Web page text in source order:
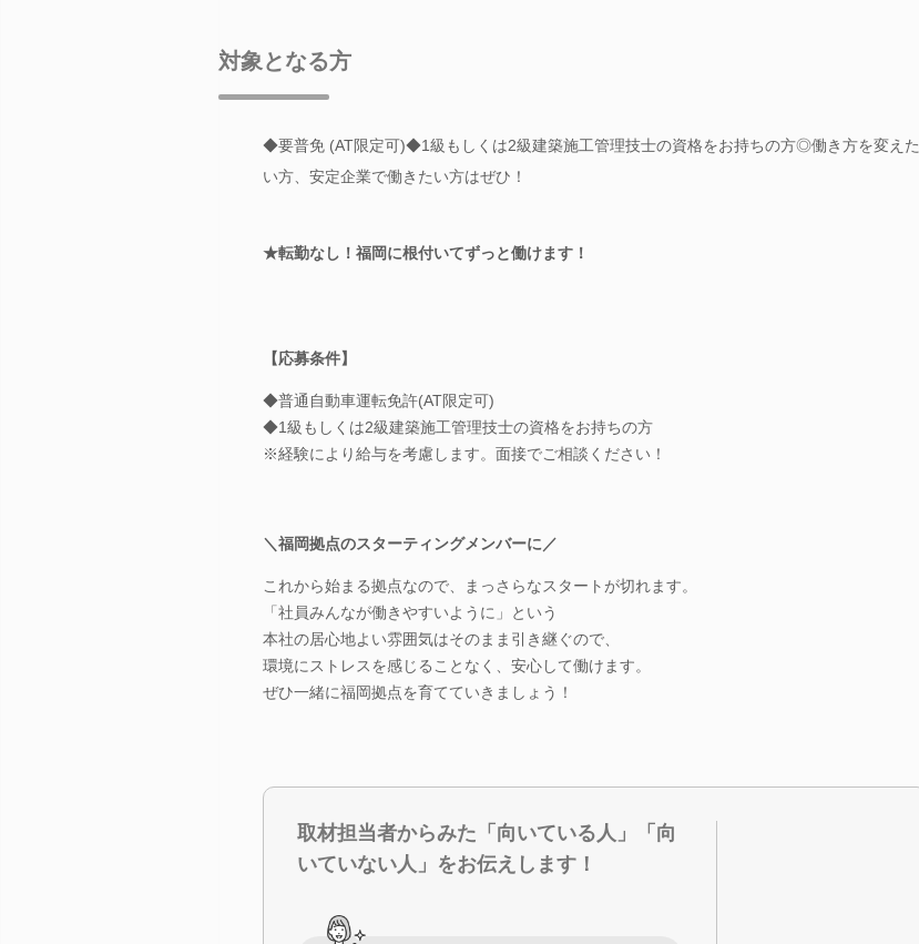
対象となる方
◆要普免 (AT限定可)◆1級もしくは2級建築施工管理技士の資格をお持ちの方◎働き方を変えた
い方、安定企業で働きたい方はぜひ！
★転勤なし！福岡に根付いてずっと働けます！
【応募条件】
◆普通自動車運転免許(AT限定可)
◆1級もしくは2級建築施工管理技士の資格をお持ちの方
※経験により給与を考慮します。面接でご相談ください！
＼福岡拠点のスターティングメンバーに／
これから始まる拠点なので、まっさらなスタートが切れます。
「社員みんなが働きやすいように」という
本社の居心地よい雰囲気はそのまま引き継ぐので、
環境にストレスを感じることなく、安心して働けます。
ぜひ一緒に福岡拠点を育てていきましょう！
取材担当者からみた「向いている人」「向
いていない人」をお伝えします！